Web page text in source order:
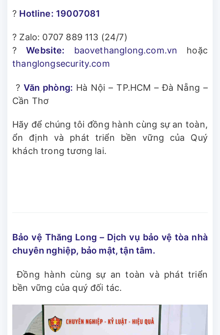
? Hotline: 19007081
? Zalo: 0707 889 113 (24/7)
?Website: baovethanglong.com.vn hoặc
thanglongsecurity.com
? Văn phòng: Hà Nội – TP.HCM – Đà Nẵng –
Cần Thơ
Hãy để chúng tôi đồng hành cùng sự an toàn,
ổn định và phát triển bền vững của Quý
khách trong tương lai.
Bảo vệ Thăng Long – Dịch vụ bảo vệ tòa nhà
chuyên nghiệp, bảo mật, tận tâm.
Đồng hành cùng sự an toàn và phát triển
bền vững của quý đối tác.